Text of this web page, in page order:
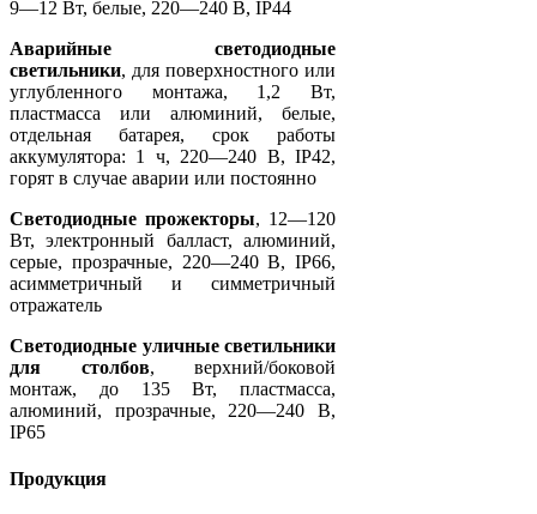
9—12 Вт, белые, 220—240 В, IP44
Аварийные светодиодные
светильники, для поверхностного или
углубленного монтажа, 1,2 Вт,
пластмасса или алюминий, белые,
отдельная батарея, срок работы
аккумулятора: 1 ч, 220—240 В, IP42,
горят в случае аварии или постоянно
Светодиодные прожекторы, 12—120
Вт, электронный балласт, алюминий,
серые, прозрачные, 220—240 В, IP66,
асимметричный и симметричный
отражатель
Светодиодные уличные светильники
для столбов, верхний/боковой
монтаж, до 135 Вт, пластмасса,
алюминий, прозрачные, 220—240 В,
IP65
Продукция